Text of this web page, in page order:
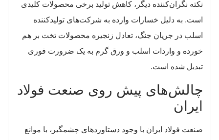
نکته نگران‌کننده دیگر، کاهش تولید برخی محصولات کلیدی
است. به دلیل خسارات وارده به شرکت‌های تولیدکننده
اسلب در جریان جنگ، تعادل زنجیره محصولات تخت بر هم
خورده و واردات اسلب و ورق گرم به یک ضرورت فوری
تبدیل شده است.
چالش‌های پیش روی صنعت فولاد
ایران
صنعت فولاد ایران با وجود دستاوردهای چشمگیر، با موانع